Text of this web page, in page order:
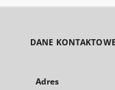
DANE KONTAKTOWE
Adres